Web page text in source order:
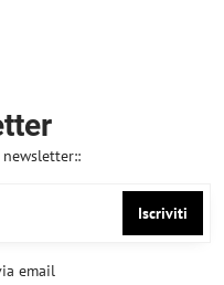
Iscriviti
email